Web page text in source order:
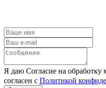
Я даю Согласие на
согласен с Политикой